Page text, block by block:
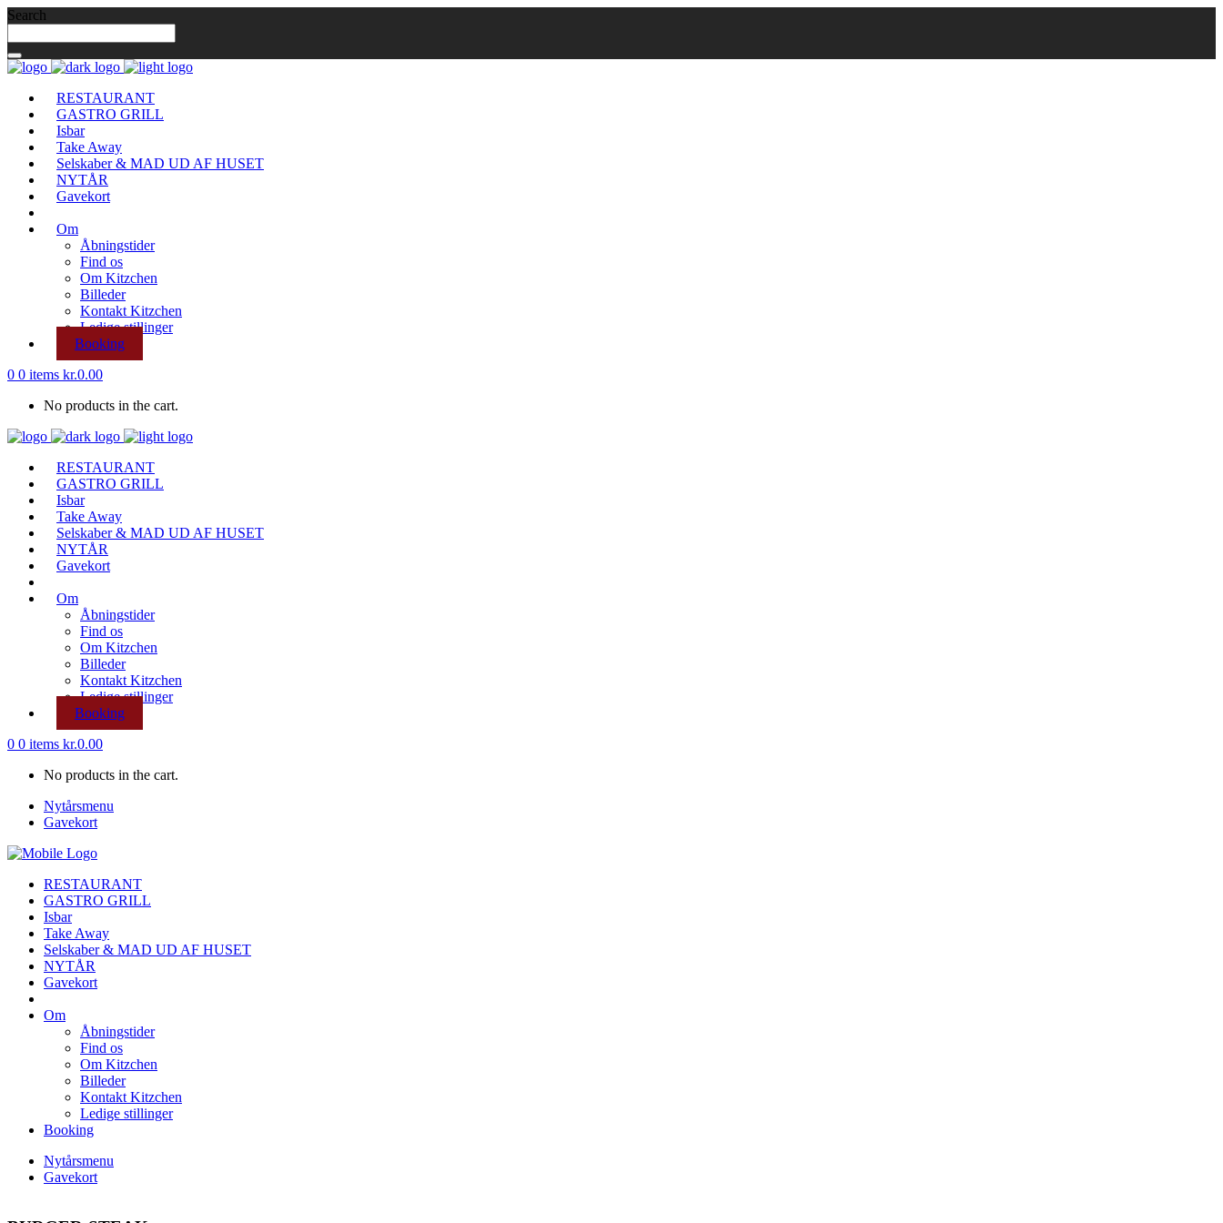
Search
RESTAURANT
GASTRO GRILL
Isbar
Take Away
Selskaber & MAD UD AF HUSET
NYTÅR
Gavekort
Om
Åbningstider
Find os
Om Kitzchen
Billeder
Kontakt Kitzchen
Ledige stillinger
Booking
0 0 items kr.0.00
No products in the cart.
RESTAURANT
GASTRO GRILL
Isbar
Take Away
Selskaber & MAD UD AF HUSET
NYTÅR
Gavekort
Om
Åbningstider
Find os
Om Kitzchen
Billeder
Kontakt Kitzchen
Ledige stillinger
Booking
0 0 items kr.0.00
No products in the cart.
Nytårsmenu
Gavekort
RESTAURANT
GASTRO GRILL
Isbar
Take Away
Selskaber & MAD UD AF HUSET
NYTÅR
Gavekort
Om
Åbningstider
Find os
Om Kitzchen
Billeder
Kontakt Kitzchen
Ledige stillinger
Booking
Nytårsmenu
Gavekort